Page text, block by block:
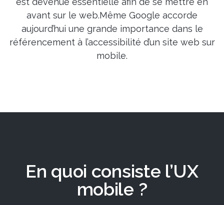
avant sur le web.Même Google accorde
aujourd’hui une grande importance dans le
référencement à l’accessibilité d’un site web sur
mobile.
En quoi consiste l’UX
mobile ?